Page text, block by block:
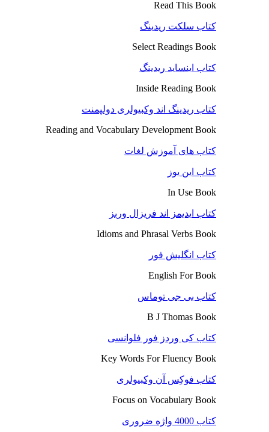
Read This Book
کتاب سلکت ریدینگ
Select Readings Book
کتاب اینساید ریدینگ
Inside Reading Book
کتاب ریدینگ اند وکبیولری دولپمنت
Reading and Vocabulary Development Book
کتاب های آموزش لغات
کتاب این یوز
In Use Book
کتاب ایدیمز اند فریزال وربز
Idioms and Phrasal Verbs Book
کتاب انگلیش فور
English For Book
کتاب بی جی توماس
B J Thomas Book
کتاب کی وردز فور فلوانسی
Key Words For Fluency Book
کتاب فوکِس آن وکبیولری
Focus on Vocabulary Book
کتاب 4000 واژه ضروری